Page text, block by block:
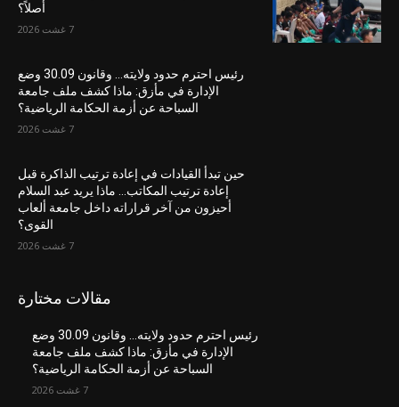
أصلاً؟
7 غشت 2026
رئيس احترم حدود ولايته… وقانون 30.09 وضع
الإدارة في مأزق: ماذا كشف ملف جامعة
السباحة عن أزمة الحكامة الرياضية؟
7 غشت 2026
حين تبدأ القيادات في إعادة ترتيب الذاكرة قبل
إعادة ترتيب المكاتب… ماذا يريد عبد السلام
أحيزون من آخر قراراته داخل جامعة ألعاب
القوى؟
7 غشت 2026
مقالات مختارة
رئيس احترم حدود ولايته… وقانون 30.09 وضع
الإدارة في مأزق: ماذا كشف ملف جامعة
السباحة عن أزمة الحكامة الرياضية؟
7 غشت 2026